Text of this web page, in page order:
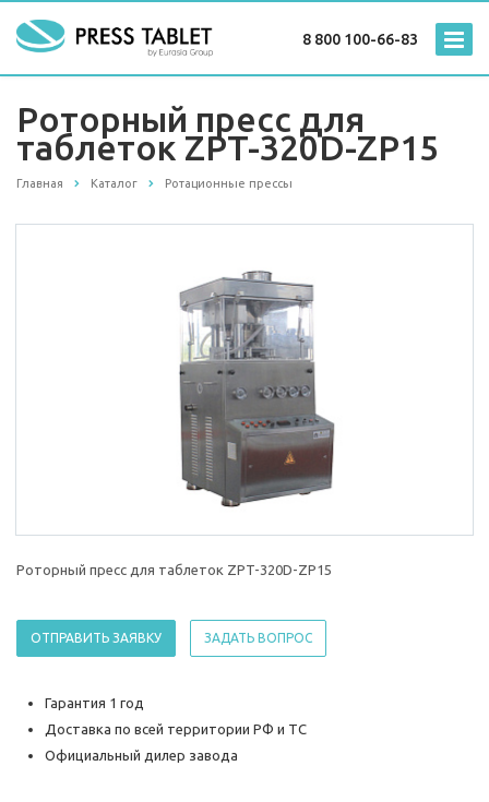
8 800 100-66-83
Роторный пресс для
таблеток ZPT-320D-ZP15
Главная Каталог Ротационные прессы
Роторный пресс для таблеток ZPT-320D-ZP15
ОТПРАВИТЬ ЗАЯВКУ ЗАДАТЬ ВОПРОС
Гарантия 1 год
Доставка по всей территории РФ и ТС
Официальный дилер завода